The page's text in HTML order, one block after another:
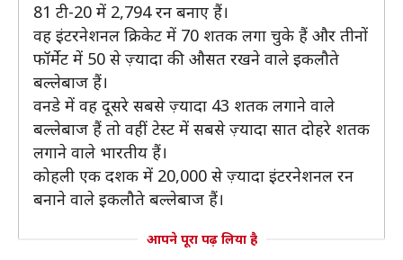
81 टी-20 में 2,794 रन बनाए हैं।
वह इंटरनेशनल क्रिकेट में 70 शतक लगा चुके हैं और तीनों
फॉर्मेट में 50 से ज़्यादा की औसत रखने वाले इकलौते
बल्लेबाज हैं।
वनडे में वह दूसरे सबसे ज़्यादा 43 शतक लगाने वाले
बल्लेबाज हैं तो वहीं टेस्ट में सबसे ज़्यादा सात दोहरे शतक
लगाने वाले भारतीय हैं।
कोहली एक दशक में 20,000 से ज़्यादा इंटरनेशनल रन
बनाने वाले इकलौते बल्लेबाज हैं।
आपने पूरा पढ़ लिया है